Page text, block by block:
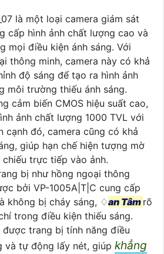
là một loại camera giám sát
cấp hình ảnh chất lượng cao và
mọi điều kiện ánh sáng. Với
thông minh, camera này có khả
độ sáng để tạo ra hình ảnh
môi trường thiếu ánh sáng.
cảm biến CMOS hiệu suất cao,
ảnh chất lượng 1000 TVL với
cạnh đó, camera cũng có khả
giúp hạn chế hiện tượng mờ
trực tiếp vào ảnh.
bị như hồng ngoại thông
bởi VP-1005A|T|C cung cấp
không bị cháy sáng, ♢an Tâm rõ
trong điều kiện thiếu sáng.
được trang bị tính năng điều
và tự động lấy nét, giúp khẳng